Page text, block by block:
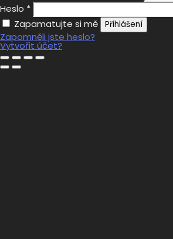
Heslo *
Zapamatujte si mě
Přihlášení
Zapomněli jste heslo?
Vytvořit účet?